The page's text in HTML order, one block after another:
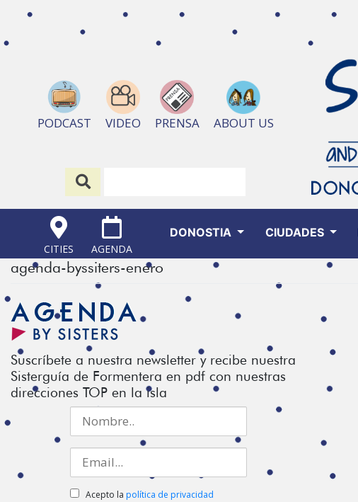
PODCAST VIDEO PRENSA ABOUT US
CITIES AGENDA
DONOSTIA CIUDADES
agenda-byssiters-enero
Suscríbete a nuestra newsletter y recibe nuestra
Sisterguía de Formentera en pdf con nuestras
direcciones TOP en la isla
Acepto la política de privacidad